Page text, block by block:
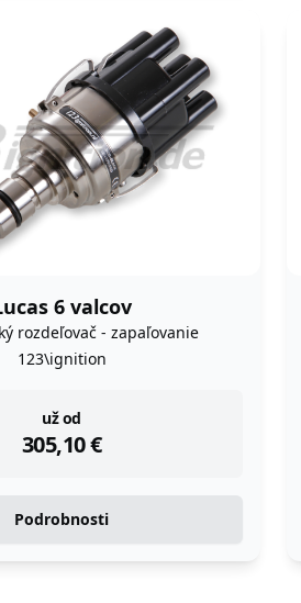
6 valcov
rozdeľovač - zapaľovanie
123\ignition
už od
305,10€
instock
Podrobnosti